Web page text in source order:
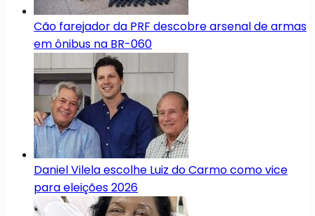
Cão farejador da PRF descobre arsenal de armas
em ônibus na BR-060
Daniel Vilela escolhe Luiz do Carmo como vice
para eleições 2026